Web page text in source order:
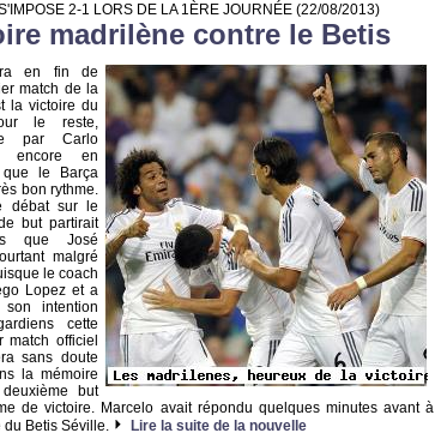
2-1 LORS DE LA 1ÈRE JOURNÉE (22/08/2013)
madrilène contre le Betis
en fin de
match de la
la victoire du
le reste,
par Carlo
encore en
que le Barça
bon rythme.
débat sur le
but partirait
que José
malgré
le coach
Lopez et a
son intention
cette
match officiel
sans doute
la mémoire
but
de victoire. Marcelo avait répondu quelques minutes avant à
du Betis Séville.
Lire la suite de la nouvelle